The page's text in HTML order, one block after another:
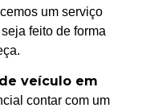
um serviço
feito de forma
veículo em
contar com um